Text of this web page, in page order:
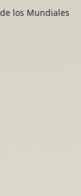
los Mundiales